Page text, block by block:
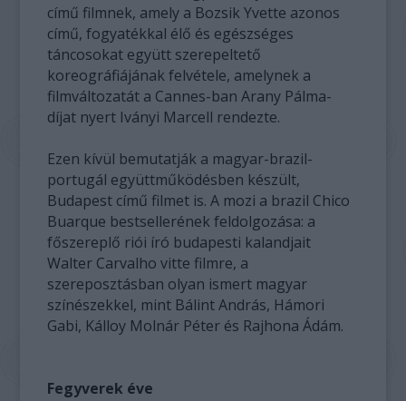
című filmnek, amely a Bozsik Yvette azonos
című, fogyatékkal élő és egészséges
táncosokat együtt szerepeltető
koreográfiájának felvétele, amelynek a
filmváltozatát a Cannes-ban Arany Pálma-
díjat nyert Iványi Marcell rendezte.
Ezen kívül bemutatják a magyar-brazil-
portugál együttműködésben készült,
Budapest című filmet is. A mozi a brazil Chico
Buarque bestsellerének feldolgozása: a
főszereplő riói író budapesti kalandjait
Walter Carvalho vitte filmre, a
szereposztásban olyan ismert magyar
színészekkel, mint Bálint András, Hámori
Gabi, Kálloy Molnár Péter és Rajhona Ádám.
Fegyverek éve